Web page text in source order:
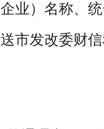
业）名称、
市发改委财